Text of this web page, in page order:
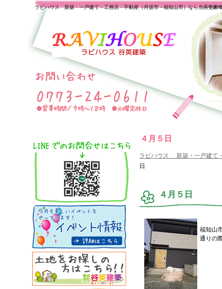
４月５日
一生の
ラビハウス 新築・一戸建て・工務店・不動産（丹波市・福知山市）なら当店で家
ラビハウス 新築・一戸建て
日
４月５日
福知山
通りの